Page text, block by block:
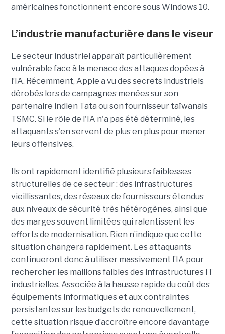
américaines fonctionnent encore sous Windows 10.
L’industrie manufacturière dans le viseur
Le secteur industriel apparaît particulièrement
vulnérable face à la menace des attaques dopées à
l’IA. Récemment, Apple a vu des secrets industriels
dérobés lors de campagnes menées sur son
partenaire indien Tata ou son fournisseur taïwanais
TSMC. Si le rôle de l'IA n'a pas été déterminé, les
attaquants s'en servent de plus en plus pour mener
leurs offensives.
Ils ont rapidement identifié plusieurs faiblesses
structurelles de ce secteur : des infrastructures
vieillissantes, des réseaux de fournisseurs étendus
aux niveaux de sécurité très hétérogènes, ainsi que
des marges souvent limitées qui ralentissent les
efforts de modernisation. Rien n’indique que cette
situation changera rapidement. Les attaquants
continueront donc à utiliser massivement l’IA pour
rechercher les maillons faibles des infrastructures IT
industrielles. Associée à la hausse rapide du coût des
équipements informatiques et aux contraintes
persistantes sur les budgets de renouvellement,
cette situation risque d’accroître encore davantage